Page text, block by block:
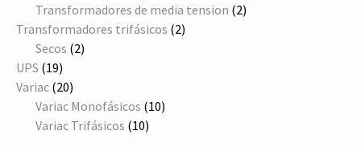
productos
Transformadores de media tension 22
Transformadores trifásicos 22
Secos 22
UPS 1919
productos
Variac 2020
productos
Variac Monofásicos 1010
Variac Trifásicos 1010